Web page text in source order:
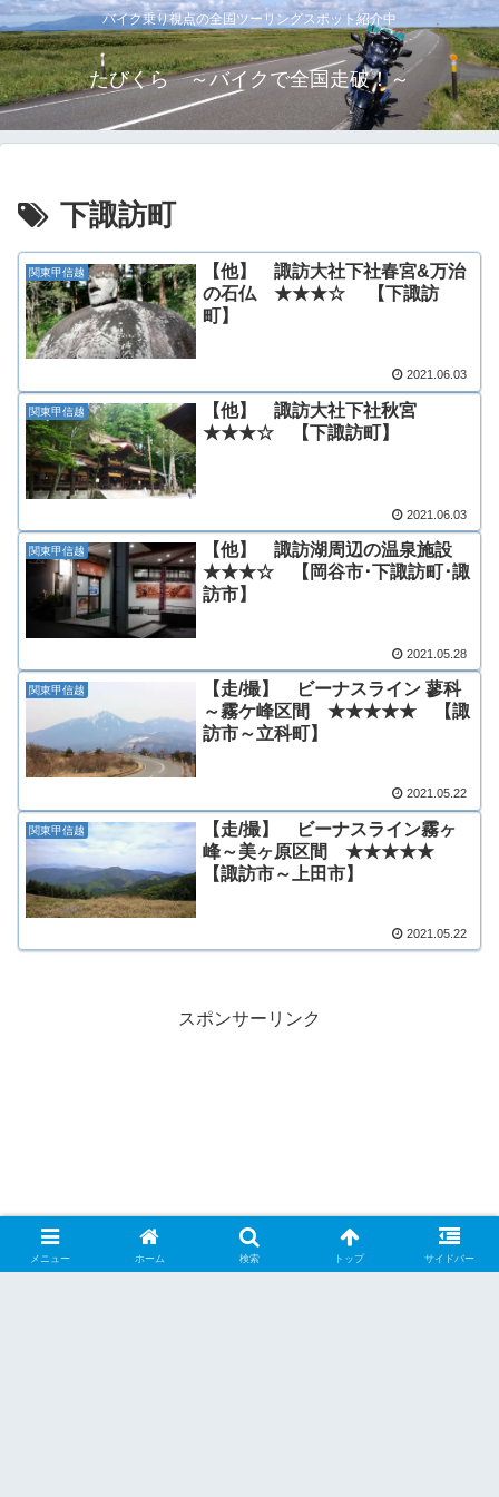
バイク乗り視点の全国ツーリングスポット紹介中
たびくら ～バイクで全国走破！～
下諏訪町
関東甲信越
【他】 諏訪大社下社春宮&万治
の石仏 ★★★☆ 【下諏訪
町】
2021.06.03
関東甲信越
【他】 諏訪大社下社秋宮
★★★☆ 【下諏訪町】
2021.06.03
関東甲信越
【他】 諏訪湖周辺の温泉施設
★★★☆ 【岡谷市･下諏訪町･諏
訪市】
2021.05.28
関東甲信越
【走/撮】 ビーナスライン 蓼科
～霧ケ峰区間 ★★★★★ 【諏
訪市～立科町】
2021.05.22
関東甲信越
【走/撮】 ビーナスライン霧ヶ
峰～美ヶ原区間 ★★★★★
【諏訪市～上田市】
2021.05.22
スポンサーリンク
メニュー ホーム 検索 トップ サイドバー